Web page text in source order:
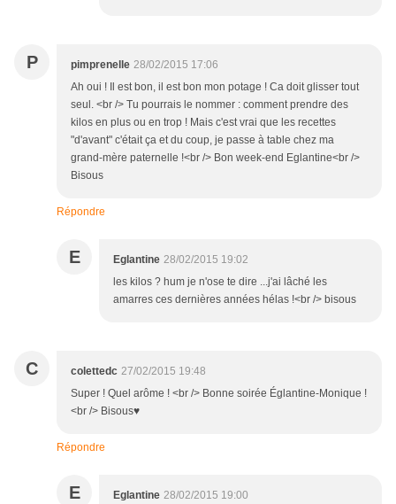
P pimprenelle 28/02/2015 17:06
Ah oui ! Il est bon, il est bon mon potage ! Ca doit glisser tout
seul. <br /> Tu pourrais le nommer : comment prendre des
kilos en plus ou en trop ! Mais c'est vrai que les recettes
"d'avant" c'était ça et du coup, je passe à table chez ma
grand-mère paternelle !<br /> Bon week-end Eglantine<br />
Bisous
Répondre
E Eglantine 28/02/2015 19:02
les kilos ? hum je n'ose te dire ...j'ai lâché les
amarres ces dernières années hélas !<br /> bisous
C colettedc 27/02/2015 19:48
Super ! Quel arôme ! <br /> Bonne soirée Églantine-Monique !
<br /> Bisous♥
Répondre
E Eglantine 28/02/2015 19:00